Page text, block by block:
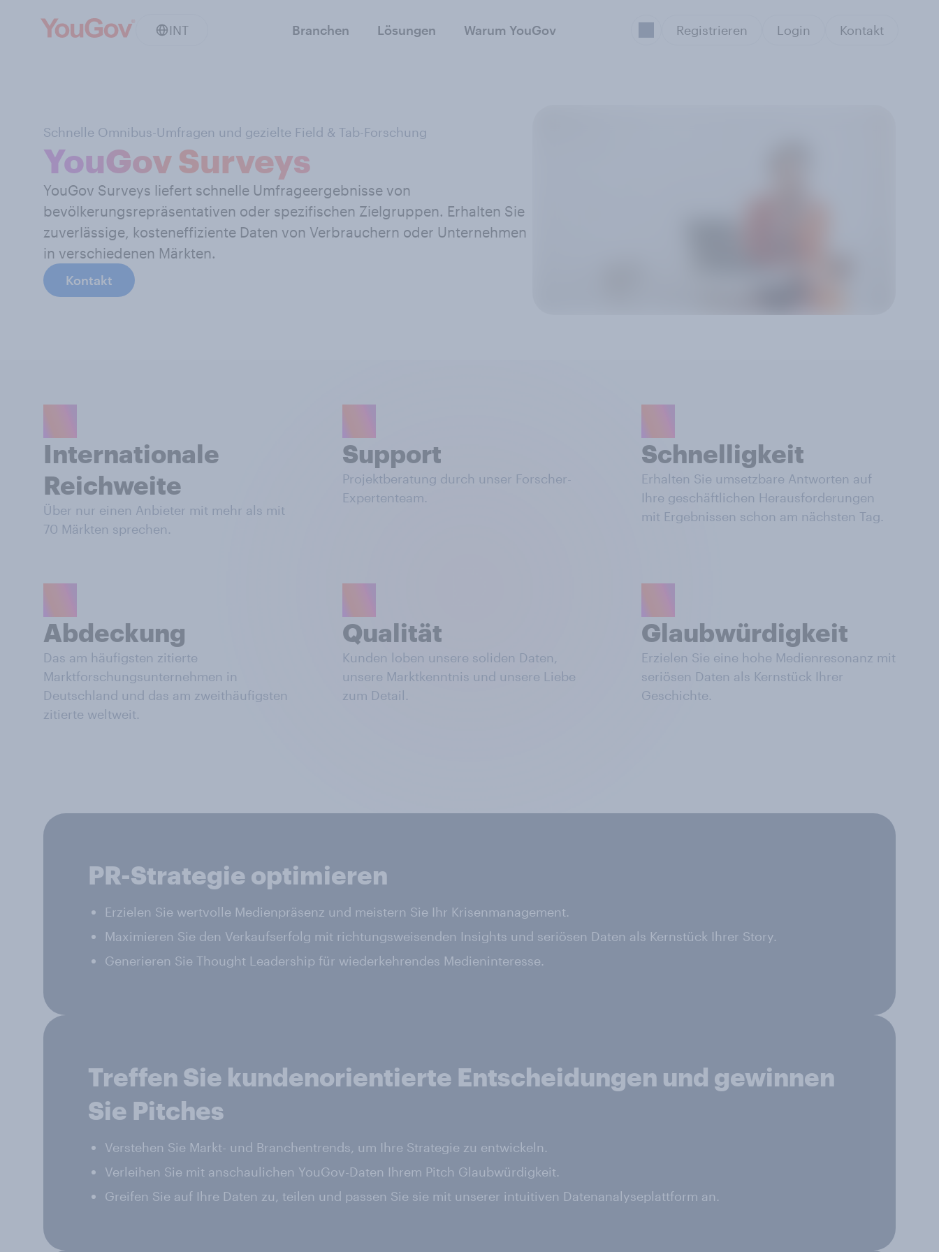
INT Branchen Lösungen Warum YouGov Registrieren Login Kontakt
Schnelle Omnibus-Umfragen und gezielte Field & Tab-Forschung
YouGov Surveys
YouGov Surveys liefert schnelle Umfrageergebnisse von
bevölkerungsrepräsentativen oder spezifischen Zielgruppen. Erhalten Sie
zuverlässige, kosteneffiziente Daten von Verbrauchern oder Unternehmen
in verschiedenen Märkten.
Kontakt
Internationale
Reichweite
Über nur einen Anbieter mit mehr als mit
70 Märkten sprechen.
Support
Projektberatung durch unser Forscher-
Expertenteam.
Schnelligkeit
Erhalten Sie umsetzbare Antworten auf
Ihre geschäftlichen Herausforderungen
mit Ergebnissen schon am nächsten Tag.
Abdeckung
Das am häufigsten zitierte
Marktforschungsunternehmen in
Deutschland und das am zweithäufigsten
zitierte weltweit.
Qualität
Kunden loben unsere soliden Daten,
unsere Marktkenntnis und unsere Liebe
zum Detail.
Glaubwürdigkeit
Erzielen Sie eine hohe Medienresonanz mit
seriösen Daten als Kernstück Ihrer
Geschichte.
PR-Strategie optimieren
Erzielen Sie wertvolle Medienpräsenz und meistern Sie Ihr Krisenmanagement.
Maximieren Sie den Verkaufserfolg mit richtungsweisenden Insights und seriösen Daten als Kernstück Ihrer Story.
Generieren Sie Thought Leadership für wiederkehrendes Medieninteresse.
Treffen Sie kundenorientierte Entscheidungen und gewinnen
Sie Pitches
Verstehen Sie Markt- und Branchentrends, um Ihre Strategie zu entwickeln.
Verleihen Sie mit anschaulichen YouGov-Daten Ihrem Pitch Glaubwürdigkeit.
Greifen Sie auf Ihre Daten zu, teilen und passen Sie sie mit unserer intuitiven Datenanalyseplattform an.